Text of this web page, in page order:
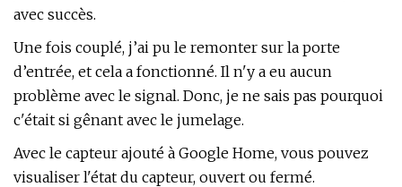
avec succès.
Une fois couplé, j’ai pu le remonter sur la porte
d’entrée, et cela a fonctionné. Il n'y a eu aucun
problème avec le signal. Donc, je ne sais pas pourquoi
c'était si gênant avec le jumelage.
Avec le capteur ajouté à Google Home, vous pouvez
visualiser l'état du capteur, ouvert ou fermé.